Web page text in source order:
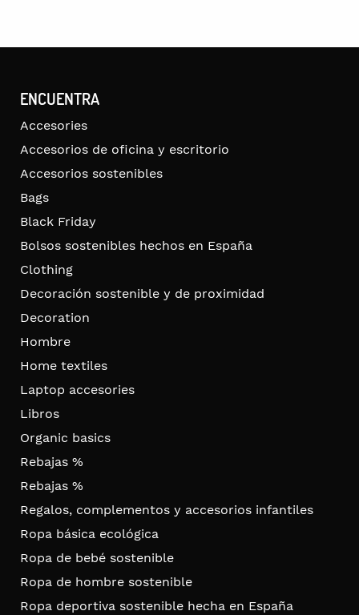
ENCUENTRA
Accesories
Accesorios de oficina y escritorio
Accesorios sostenibles
Bags
Black Friday
Bolsos sostenibles hechos en España
Clothing
Decoración sostenible y de proximidad
Decoration
Hombre
Home textiles
Laptop accesories
Libros
Organic basics
Rebajas %
Rebajas %
Regalos, complementos y accesorios infantiles
Ropa básica ecológica
Ropa de bebé sostenible
Ropa de hombre sostenible
Ropa deportiva sostenible hecha en España